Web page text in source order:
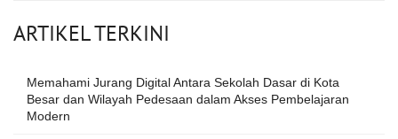
ARTIKEL TERKINI
Memahami Jurang Digital Antara Sekolah Dasar di Kota
Besar dan Wilayah Pedesaan dalam Akses Pembelajaran
Modern